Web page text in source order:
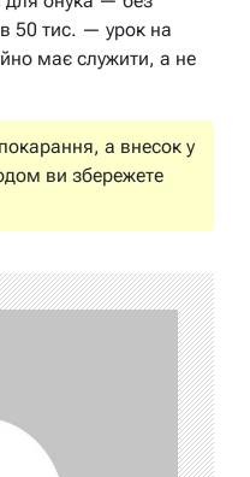
50 тис. — урок на
має служити, а не
а внесок у
ви збережете